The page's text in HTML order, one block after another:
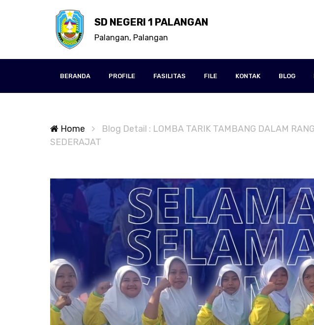
SD NEGERI 1 PALANGAN
Palangan, Palangan
BERANDA PROFILE FASILITAS FILE KONTAK BLOG
Home
Blog Detail : LOMBA TARIK TAMBANG DALAM
SEDERAJAT